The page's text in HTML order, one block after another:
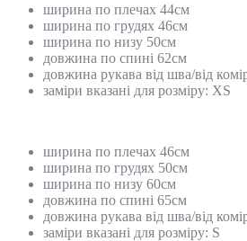
ширина по плечах 44см
ширина по грудях 46см
ширина по низу 50см
довжина по спині 62см
довжина рукава від шва/від
заміри вказані для розміру: ХS
ширина по плечах 46см
ширина по грудях 50см
ширина по низу 60см
довжина по спині 65см
довжина рукава від шва/від
заміри вказані для розміру: S